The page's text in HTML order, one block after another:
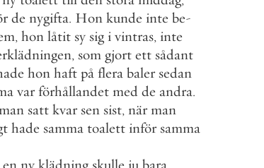
de nygifta. Hon kunde inte be-
, hon låtit sy sig i vintras, inte
, som gjort ett sådant
hon haft på flera baler sedan
var förhållandet med de andra.
satt kvar sen sist, när man
hade samma toalett inför samma